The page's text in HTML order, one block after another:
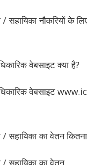
सहायिका नौकरियों के
वेबसाइट क्या है?
वेबसाइट
/ सहायिका का वेतन
/ सहायिका का वेतन